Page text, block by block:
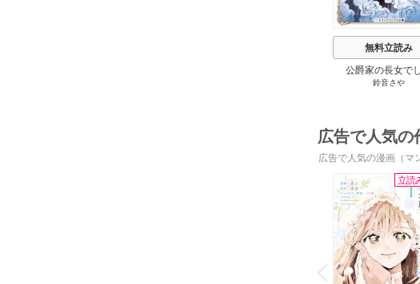
無料立読み
公爵家の長女で
鈴音さや
広告で人気の
広告で人気の漫画（マ
P
r
e
v
i
o
u
s
立読